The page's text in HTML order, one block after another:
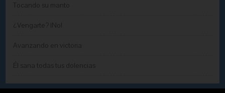
Tocando su manto
¿Vengarte? ¡No!
Avanzando en victoria
Él sana todas tus dolencias